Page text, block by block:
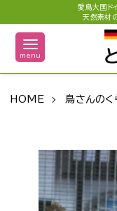
愛鳥大国ド
天然素材
menu
HOME 鳥さんのく